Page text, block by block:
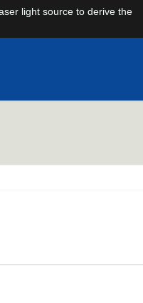
light source to derive the